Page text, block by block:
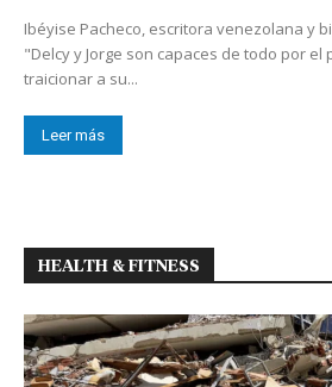
Ibéyise Pacheco, escritora venezolana y
"Delcy y Jorge son capaces de todo por el
traicionar a su...
Leer más
HEALTH & FITNESS